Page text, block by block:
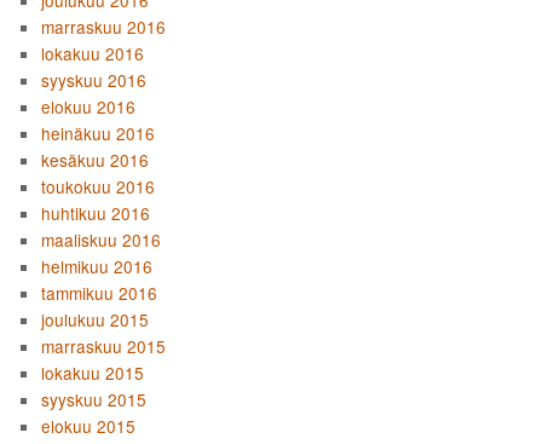
marraskuu 2016
lokakuu 2016
syyskuu 2016
elokuu 2016
heinäkuu 2016
kesäkuu 2016
toukokuu 2016
huhtikuu 2016
maaliskuu 2016
helmikuu 2016
tammikuu 2016
joulukuu 2015
marraskuu 2015
lokakuu 2015
syyskuu 2015
elokuu 2015